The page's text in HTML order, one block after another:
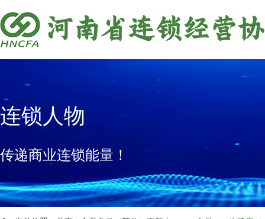
连锁人物
传递商业连锁能量！